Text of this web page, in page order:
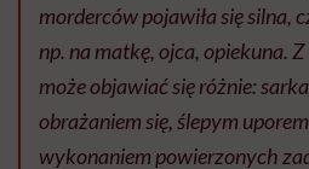
morderców pojawiła się silna,
np. na matkę, ojca, opiekuna.
może objawiać się różnie:
obrażaniem się, ślepym
wykonaniem powierzonych